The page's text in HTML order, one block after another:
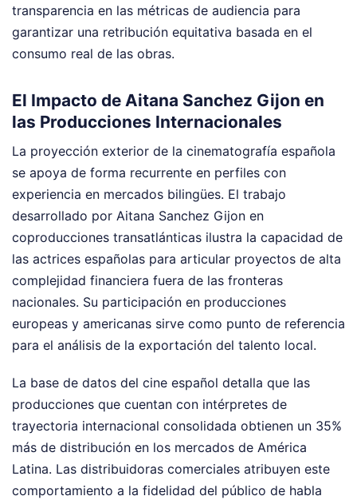
transparencia en las métricas de audiencia para
garantizar una retribución equitativa basada en el
consumo real de las obras.
El Impacto de Aitana Sanchez Gijon en
las Producciones Internacionales
La proyección exterior de la cinematografía española
se apoya de forma recurrente en perfiles con
experiencia en mercados bilingües. El trabajo
desarrollado por Aitana Sanchez Gijon en
coproducciones transatlánticas ilustra la capacidad de
las actrices españolas para articular proyectos de alta
complejidad financiera fuera de las fronteras
nacionales. Su participación en producciones
europeas y americanas sirve como punto de referencia
para el análisis de la exportación del talento local.
La base de datos del cine español detalla que las
producciones que cuentan con intérpretes de
trayectoria internacional consolidada obtienen un 35%
más de distribución en los mercados de América
Latina. Las distribuidoras comerciales atribuyen este
comportamiento a la fidelidad del público de habla